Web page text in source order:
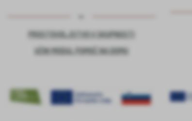
PROSTOVOLJSTVO V SKUPNOSTI
UČNI MODUL POMOČ NA DOMU